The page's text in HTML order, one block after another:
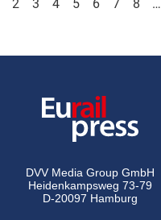
2 3 4 5 6 7 8 …
DVV Media Group GmbH
Heidenkampsweg 73-79
D-20097 Hamburg